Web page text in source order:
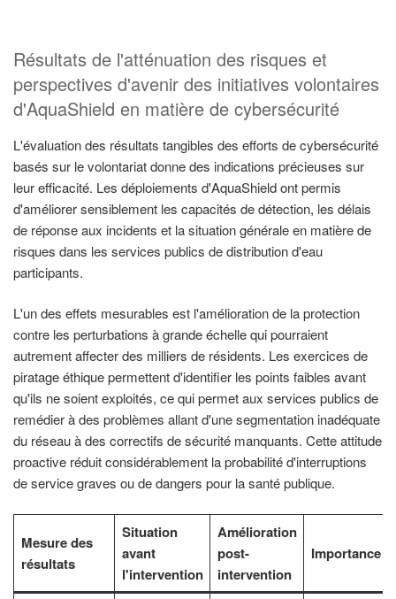
Résultats de l'atténuation des risques et
perspectives d'avenir des initiatives volontaires
d'AquaShield en matière de cybersécurité
L'évaluation des résultats tangibles des efforts de cybersécurité
basés sur le volontariat donne des indications précieuses sur
leur efficacité. Les déploiements d'AquaShield ont permis
d'améliorer sensiblement les capacités de détection, les délais
de réponse aux incidents et la situation générale en matière de
risques dans les services publics de distribution d'eau
participants.
L'un des effets mesurables est l'amélioration de la protection
contre les perturbations à grande échelle qui pourraient
autrement affecter des milliers de résidents. Les exercices de
piratage éthique permettent d'identifier les points faibles avant
qu'ils ne soient exploités, ce qui permet aux services publics de
remédier à des problèmes allant d'une segmentation inadéquate
du réseau à des correctifs de sécurité manquants. Cette attitude
proactive réduit considérablement la probabilité d'interruptions
de service graves ou de dangers pour la santé publique.
Mesure des
résultats
Situation
avant
l'intervention
Amélioration
post-
intervention
Importance